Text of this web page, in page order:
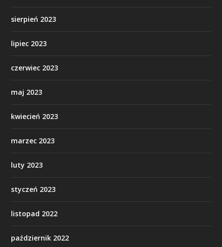
sierpień 2023
lipiec 2023
czerwiec 2023
maj 2023
kwiecień 2023
marzec 2023
luty 2023
styczeń 2023
listopad 2022
październik 2022